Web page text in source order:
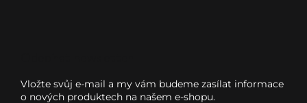
Vložte svůj e-mail a my vám budeme zasílat informace
o nových produktech na našem e-shopu.